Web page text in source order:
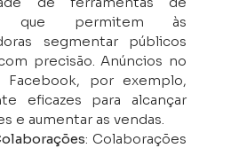
que permitem às
segmentar públicos
precisão. Anúncios no
Facebook, por exemplo,
eficazes para alcançar
e aumentar as vendas.
: Colaborações